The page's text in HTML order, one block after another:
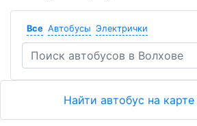
Все Автобусы Электрички
Найти автобус на